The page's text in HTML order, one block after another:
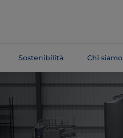
Sostenibilità Chi siamo